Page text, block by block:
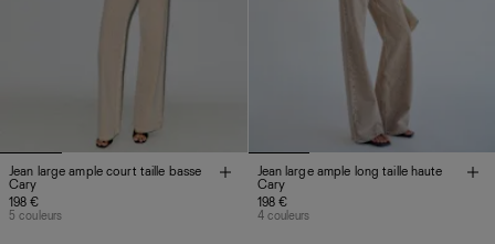
Jean large ample court taille basse
Cary
198 €
5 couleurs
Jean large ample long taille haute
Cary
198 €
4 couleurs